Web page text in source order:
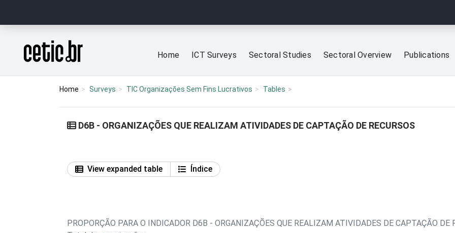
Página inicial
Home ICT Surveys Sectoral Studies Sectoral Overview Publications
Home Surveys TIC Organizações Sem Fins Lucrativos Tables
D6B - ORGANIZAÇÕES QUE REALIZAM ATIVIDADES DE CAPTAÇÃO DE RECURSOS
View expanded table
Índice
PROPORÇÃO PARA O INDICADOR D6B - ORGANIZAÇÕES QUE REALIZAM ATIVIDADES DE CAPTAÇÃO DE